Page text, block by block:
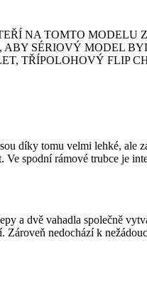
NA TOMTO MODELU
SÉRIOVÝ MODEL
TŘÍPOLOHOVÝ FLIP
díky tomu velmi lehké, ale
spodní rámové trubce je
a dvě vahadla společně
nedochází k